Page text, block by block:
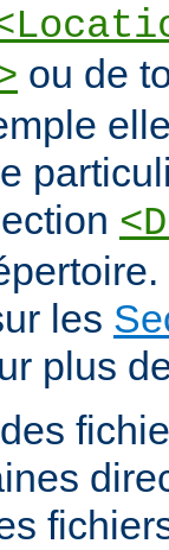
ou de
les
plus